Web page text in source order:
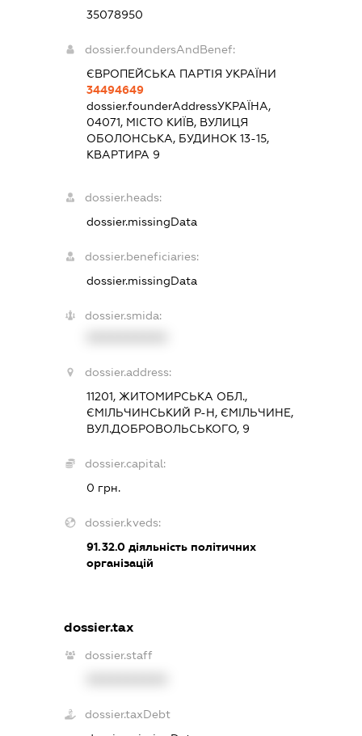
35078950
dossier.foundersAndBenef:
ЄВРОПЕЙСЬКА ПАРТІЯ УКРАЇНИ
34494649
dossier.founderAddressУКРАЇНА,
04071, МІСТО КИЇВ, ВУЛИЦЯ
ОБОЛОНСЬКА, БУДИНОК 13-15,
КВАРТИРА 9
dossier.heads:
dossier.missingData
dossier.beneficiaries:
dossier.missingData
dossier.smida:
dossier.address:
11201, ЖИТОМИРСЬКА ОБЛ.,
ЄМІЛЬЧИНСЬКИЙ Р-Н, ЄМІЛЬЧИНЕ,
ВУЛ.ДОБРОВОЛЬСЬКОГО, 9
dossier.capital:
0 грн.
dossier.kveds:
91.32.0діяльність політичних
організацій
dossier.tax
dossier.staff
dossier.taxDebt